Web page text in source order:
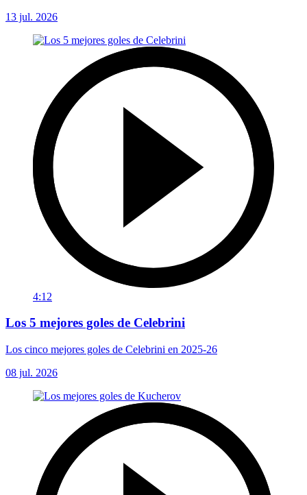
13 jul. 2026
4:12
Los 5 mejores goles de Celebrini
Los cinco mejores goles de Celebrini en 2025-26
08 jul. 2026